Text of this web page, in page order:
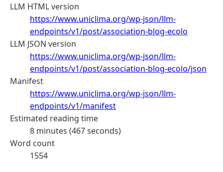
LLM HTML version
https://www.uniclima.org/wp-json/llm-
endpoints/v1/post/association-blog-ecolo
LLM JSON version
https://www.uniclima.org/wp-json/llm-
endpoints/v1/post/association-blog-ecolo/json
Manifest
https://www.uniclima.org/wp-json/llm-
endpoints/v1/manifest
Estimated reading time
8 minutes (467 seconds)
Word count
1554